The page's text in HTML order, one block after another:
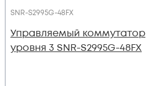
SNR-S2995G-48FX
Управляемый коммутатор
уровня 3 SNR-S2995G-48FX